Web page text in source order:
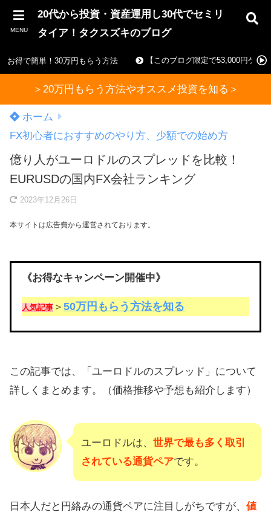
MENU
20代から投資・資産運用し30代でセミリ
タイア！タクスズキのブログ
お得で簡単！30万円もらう方法 【このブログ限定で53,000円ゲッ
＞20万円もらう方法やオススメ投資を知る＞
ホーム
FX初心者におすすめのやり方、少額での始め方
億り人がユーロドルのスプレッドを比較！
EURUSDの国内FX会社ランキング
2023年12月26日
本サイトは広告費から運営されております。
《お得なキャンペーン開催中》
人気記事 ＞ 50万円もらう方法を知る
この記事では、「ユーロドルのスプレッド」について
詳しくまとめます。（価格推移や予想も紹介します）
ユーロドルは、 世界で最も多く取引
されている通貨ペアです。
日本人だと円絡みの通貨ペアに注目しがちですが、 値